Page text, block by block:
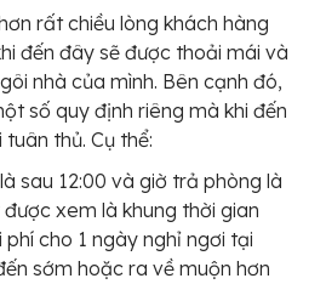
rất chiều lòng khách hàng
đến đây sẽ được thoải mái và
nhà của mình. Bên cạnh đó,
số quy định riêng mà khi đến
thủ. Cụ thể:
sau 12:00 và giờ trả phòng là
xem là khung thời gian
phí cho 1 ngày nghỉ ngơi tại
sớm hoặc ra về muộn hơn